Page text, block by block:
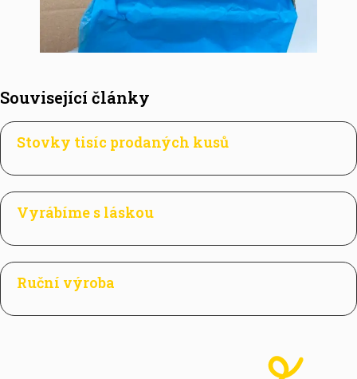
Související články
Stovky tisíc prodaných kusů
Vyrábíme s láskou
Ruční výroba